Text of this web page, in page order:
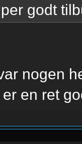
godt
nogen
en ret